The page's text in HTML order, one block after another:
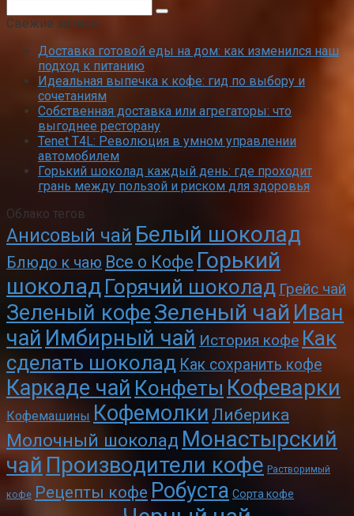
Свежие записи
Доставка готовой еды на дом: как изменился наш
подход к питанию
Идеальная выпечка к кофе: гид по выбору и
сочетаниям
Собственная доставка или агрегаторы: что
выгоднее ресторану
Tenet T4L: Революция в умном управлении
автомобилем
Горький шоколад каждый день: где проходит
грань между пользой и риском для здоровья
Облако тегов
Анисовый чай Белый шоколад
Блюдо к чаю Все о Кофе Горький
шоколад Горячий шоколад Грейс чай
Зеленый кофеЗеленый чай Иван
чай Имбирный чай История кофе Как
сделать шоколад Как сохранить кофе
Каркаде чай Конфеты Кофеварки
Кофемашины Кофемолки Либерика
Молочный шоколад Монастырский
чай Производители кофе Растворимый
кофе Рецепты кофе Робуста Сорта кофе